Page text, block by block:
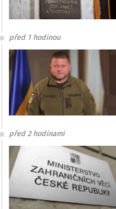
před 1 hodinou
před 2 hodinami